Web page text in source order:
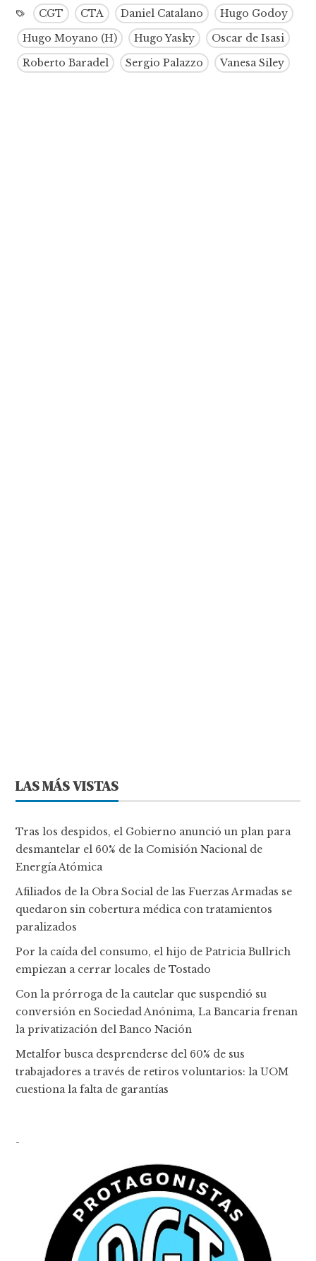
CGT CTA Daniel Catalano
Hugo Godoy
Hugo Moyano (H)
Hugo Yasky
Oscar de Isasi
Roberto Baradel
Sergio Palazzo Vanesa Siley
LAS MÁS VISTAS
Tras los despidos, el Gobierno anunció un plan para
desmantelar el 60% de la Comisión Nacional de
Energía Atómica
Afiliados de la Obra Social de las Fuerzas Armadas se
quedaron sin cobertura médica con tratamientos
paralizados
Por la caída del consumo, el hijo de Patricia Bullrich
empiezan a cerrar locales de Tostado
Con la prórroga de la cautelar que suspendió su
conversión en Sociedad Anónima, La Bancaria frenan
la privatización del Banco Nación
Metalfor busca desprenderse del 60% de sus
trabajadores a través de retiros voluntarios: la UOM
cuestiona la falta de garantías
-